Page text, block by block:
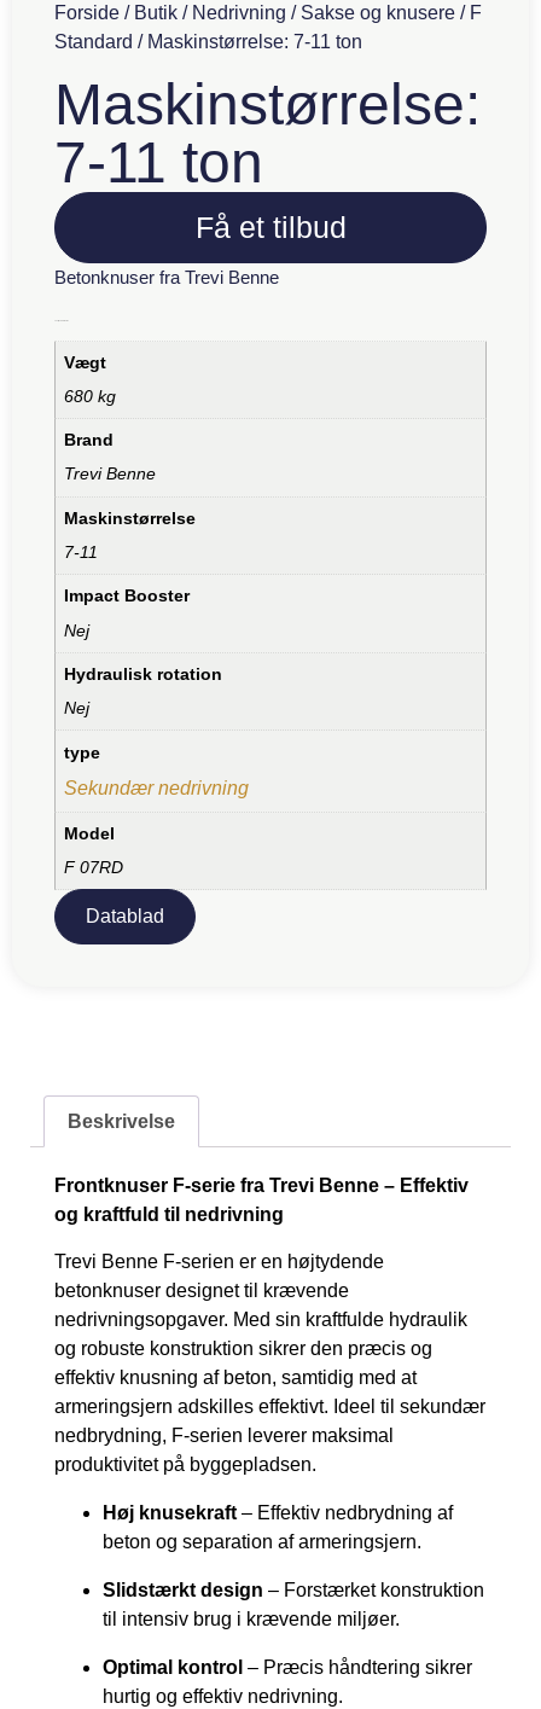
Forside / Butik / Nedrivning / Sakse og knusere / F
Standard / Maskinstørrelse: 7-11 ton
Maskinstørrelse:
7-11 ton
Få et tilbud
Betonknuser fra Trevi Benne
Vægt
680 kg
Brand
Trevi Benne
Maskinstørrelse
7-11
Impact Booster
Nej
Hydraulisk rotation
Nej
type
Sekundær nedrivning
Model
F 07RD
Datablad
Beskrivelse
Frontknuser F-serie fra Trevi Benne – Effektiv
og kraftfuld til nedrivning
Trevi Benne F-serien er en højtydende
betonknuser designet til krævende
nedrivningsopgaver. Med sin kraftfulde hydraulik
og robuste konstruktion sikrer den præcis og
effektiv knusning af beton, samtidig med at
armeringsjern adskilles effektivt. Ideel til sekundær
nedbrydning, F-serien leverer maksimal
produktivitet på byggepladsen.
Høj knusekraft – Effektiv nedbrydning af
beton og separation af armeringsjern.
Slidstærkt design – Forstærket konstruktion
til intensiv brug i krævende miljøer.
Optimal kontrol – Præcis håndtering sikrer
hurtig og effektiv nedrivning.